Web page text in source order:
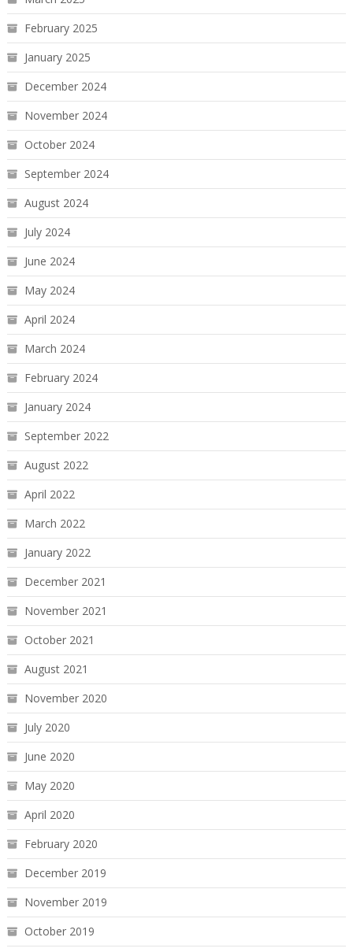
February 2025
January 2025
December 2024
November 2024
October 2024
September 2024
August 2024
July 2024
June 2024
May 2024
April 2024
March 2024
February 2024
January 2024
September 2022
August 2022
April 2022
March 2022
January 2022
December 2021
November 2021
October 2021
August 2021
November 2020
July 2020
June 2020
May 2020
April 2020
February 2020
December 2019
November 2019
October 2019